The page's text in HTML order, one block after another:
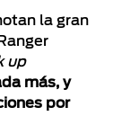
la gran
up
más, y
por